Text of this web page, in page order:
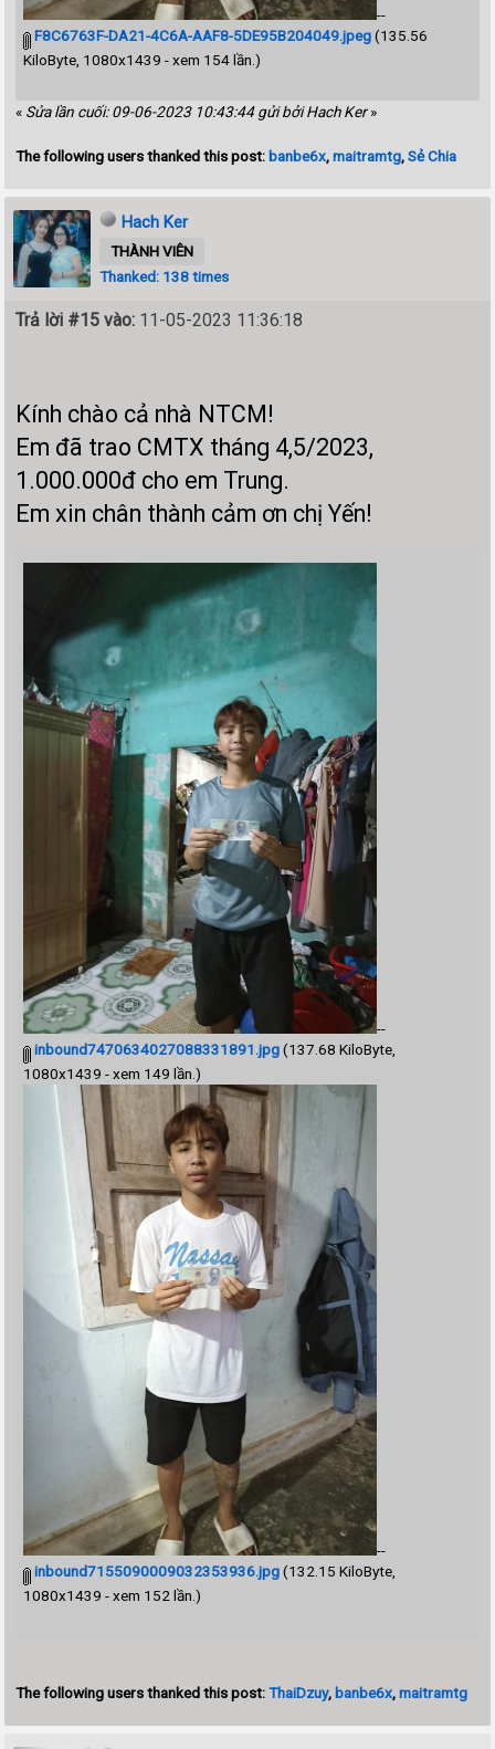
--
F8C6763F-DA21-4C6A-AAF8-5DE95B204049.jpeg(135.56
KiloByte, 1080x1439 - xem 154 lần.)
« Sửa lần cuối: 09-06-2023 10:43:44 gửi bởi Hach Ker»
The following users thanked this post: banbe6x,maitramtg,Sẻ Chia
Hach Ker
THÀNH VIÊN
Thanked: 138 times
Trả lời #15 vào: 11-05-2023 11:36:18
Kính chào cả nhà NTCM!
Em đã trao CMTX tháng 4,5/2023,
1.000.000đ cho em Trung.
Em xin chân thành cảm ơn chị Yến!
--
inbound7470634027088331891.jpg(137.68 KiloByte,
1080x1439 - xem 149 lần.)
--
inbound7155090009032353936.jpg(132.15 KiloByte,
1080x1439 - xem 152 lần.)
The following users thanked this post:ThaiDzuy,banbe6x,maitramtg